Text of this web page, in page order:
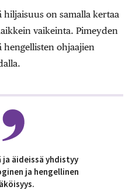
hiljaisuus on samalla kertaa
vaikeinta. Pimeyden
hengellisten ohjaajien
äideissä yhdistyy
ja hengellinen